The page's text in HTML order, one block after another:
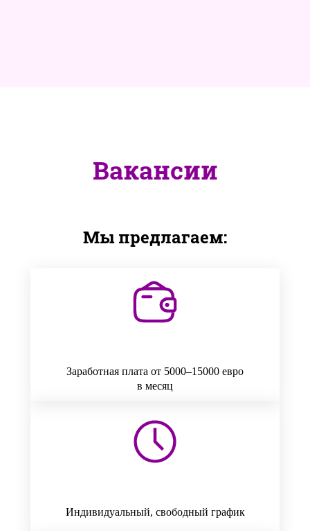
Вакансии
Мы предлагаем:
Заработная плата от 5000–15000 евро
в месяц
Индивидуальный, свободный график